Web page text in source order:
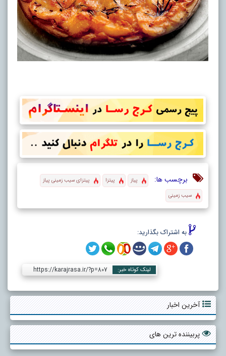
برچسب ها: پیاز پیتزا
پیتزای سیب زمینی پیاز
سیب زمینی
به اشتراک بگذارید:
لینک کوتاه خبر: https://karajrasa.ir/?p=807
آخرین اخبار
پربیننده ترین های